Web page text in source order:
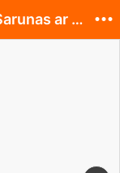
Mūzikas progr jauniešiem un Sarunas ar mācītājiem